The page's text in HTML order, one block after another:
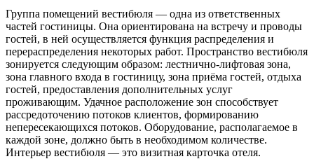
Группа помещений вестибюля — одна из ответственных
частей гостиницы. Она ориентирована на встречу и проводы
гостей, в ней осуществляется функция распределения и
перераспределения некоторых работ. Пространство вестибюля
зонируется следующим образом: лестнично-лифтовая зона,
зона главного входа в гостиницу, зона приёма гостей, отдыха
гостей, предоставления дополнительных услуг
проживающим. Удачное расположение зон способствует
рассредоточению потоков клиентов, формированию
непересекающихся потоков. Оборудование, располагаемое в
каждой зоне, должно быть в необходимом количестве.
Интерьер вестибюля — это визитная карточка отеля.